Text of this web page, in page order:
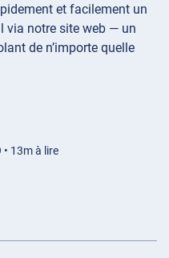
et facilement un
via notre site web — un
de n’importe quelle
13m à lire